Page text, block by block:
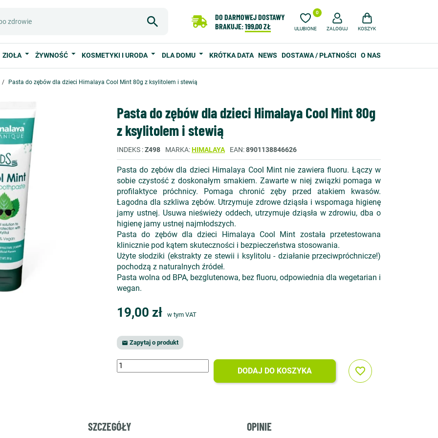
DO DARMOWEJ DOSTAWY
BRAKUJE:199,00 ZŁ ULUBIONE
0
ZALOGUJ KOSZYK
ZIOŁA ŻYWNOŚĆ KOSMETYKI I URODA DLA DOMU KRÓTKA DATA NEWS DOSTAWA / PŁATNOŚCI O NAS
Pasta do zębów dla dzieci Himalaya Cool Mint 80g z ksylitolem i stewią
Pasta do zębów dla dzieci Himalaya Cool Mint 80g
z ksylitolem i stewią
INDEKS Z498 MARKA HIMALAYA EAN 8901138846626
Pasta do zębów dla dzieci Himalaya Cool Mint nie zawiera fluoru. Łączy w
sobie czystość z doskonałym smakiem. Zawarte w niej związki pomaga w
profilaktyce próchnicy. Pomaga chronić zęby przed atakiem kwasów.
Łagodna dla szkliwa zębów. Utrzymuje zdrowe dziąsła i wspomaga higienę
jamy ustnej. Usuwa nieświeży oddech, utrzymuje dziąsła w zdrowiu, dba o
higienę jamy ustnej najmłodszych.
Pasta do zębów dla dzieci Himalaya Cool Mint została przetestowana
klinicznie pod kątem skuteczności i bezpieczeństwa stosowania.
Użyte słodziki (ekstrakty ze stewii i ksylitolu - działanie przeciwpróchnicze!)
pochodzą z naturalnych źródeł.
Pasta wolna od BPA, bezglutenowa, bez fluoru, odpowiednia dla wegetarian i
wegan.
19,00 zł w tym VAT
 Zapytaj o produkt
DODAJ DO KOSZYKA favorite_border
SZCZEGÓŁY OPINIE